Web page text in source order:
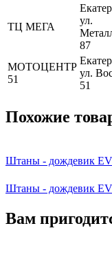
ТЦ МЕГА
ул.
87
МОТОЦЕНТР
51
ул.
51
Похожие
Штаны - дождевик
Штаны - дождевик
Вам